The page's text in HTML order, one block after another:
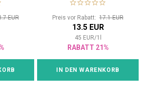
EUR Preis vor Rabatt: 17.1 EUR
13.5 EUR
45 EUR/1
RABATT 21%
IN DEN WARENKORB